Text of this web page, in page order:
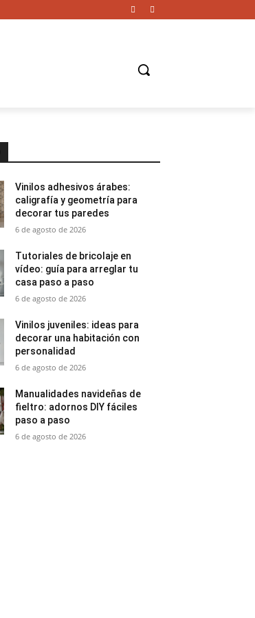
Vinilos adhesivos árabes:
caligrafía y geometría para
decorar tus paredes
6 de agosto de 2026
Tutoriales de bricolaje en
vídeo: guía para arreglar tu
casa paso a paso
6 de agosto de 2026
Vinilos juveniles: ideas para
decorar una habitación con
personalidad
6 de agosto de 2026
Manualidades navideñas de
fieltro: adornos DIY fáciles
paso a paso
6 de agosto de 2026